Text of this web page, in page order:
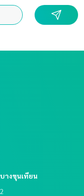
าขั้นต่ำ 1 ปี ***
อน ***
& Leasing)
างขุนเทียน